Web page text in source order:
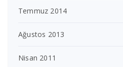
Temmuz 2014
Ağustos 2013
Nisan 2011